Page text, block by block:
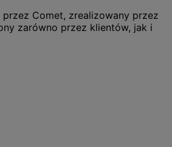
Comet, zrealizowany przez
zarówno przez klientów, jak i